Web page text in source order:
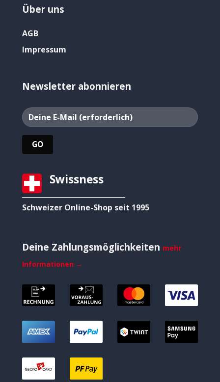
Über uns
AGB
Impressum
Newsletter abonnieren
Swissness
Schweizer Online-Shop seit 1995
Deine Zahlungsmöglichkeiten mehr
Informationen →